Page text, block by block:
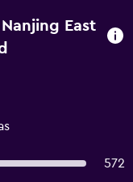
East
572